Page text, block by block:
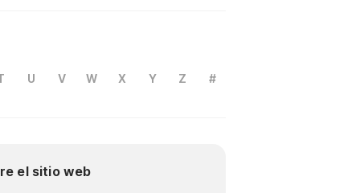
U V W X Y Z #
el sitio web